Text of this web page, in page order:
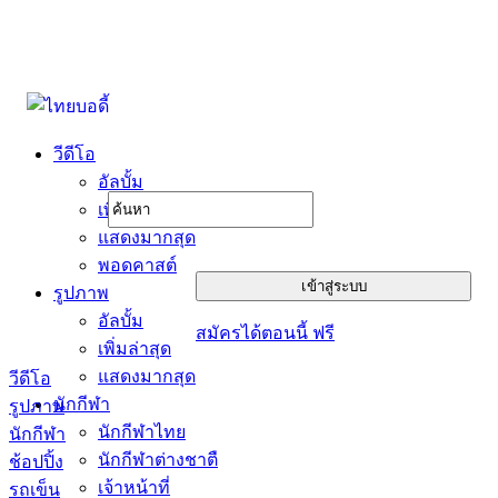
วีดีโอ
อัลบั้ม
เพิ่มล่าสุด
แสดงมากสุด
พอดคาสต์
รูปภาพ
อัลบั้ม
เพิ่มล่าสุด
แสดงมากสุด
นักกีฬา
นักกีฬาไทย
นักกีฬาต่างชาตื
เจ้าหน้าที่
สมัครได้ตอนนี้ ฟรี
วีดีโอ
รูปภาพ
นักกีฬา
ช้อปปิ้ง
รถเข็น